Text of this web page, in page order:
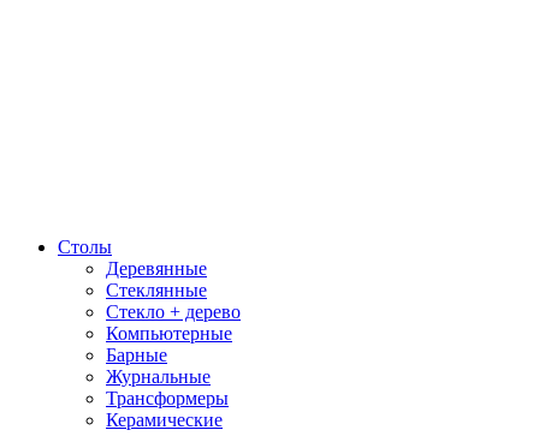
Столы
Деревянные
Стеклянные
Стекло + дерево
Компьютерные
Барные
Журнальные
Трансформеры
Керамические